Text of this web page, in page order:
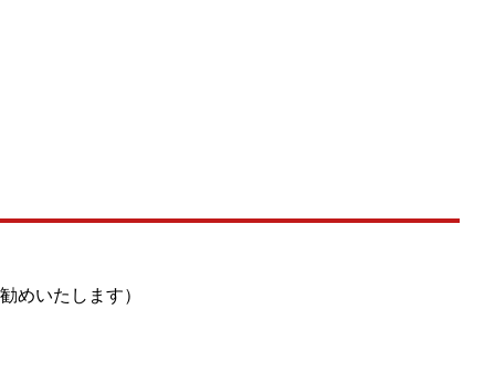
めいたします）